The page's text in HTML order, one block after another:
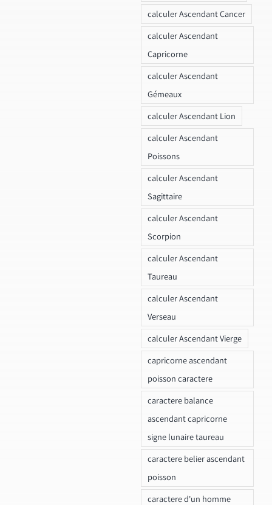
calculer Ascendant Cancer
calculer Ascendant
Capricorne
calculer Ascendant
Gémeaux
calculer Ascendant Lion
calculer Ascendant
Poissons
calculer Ascendant
Sagittaire
calculer Ascendant
Scorpion
calculer Ascendant
Taureau
calculer Ascendant
Verseau
calculer Ascendant Vierge
capricorne ascendant
poisson caractere
caractere balance
ascendant capricorne
signe lunaire taureau
caractere belier ascendant
poisson
caractere d'un homme